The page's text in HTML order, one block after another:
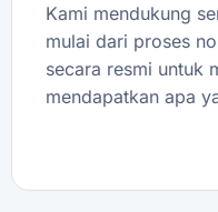
Kami mendukung
mulai dari proses
secara resmi untuk
mendapatkan apa